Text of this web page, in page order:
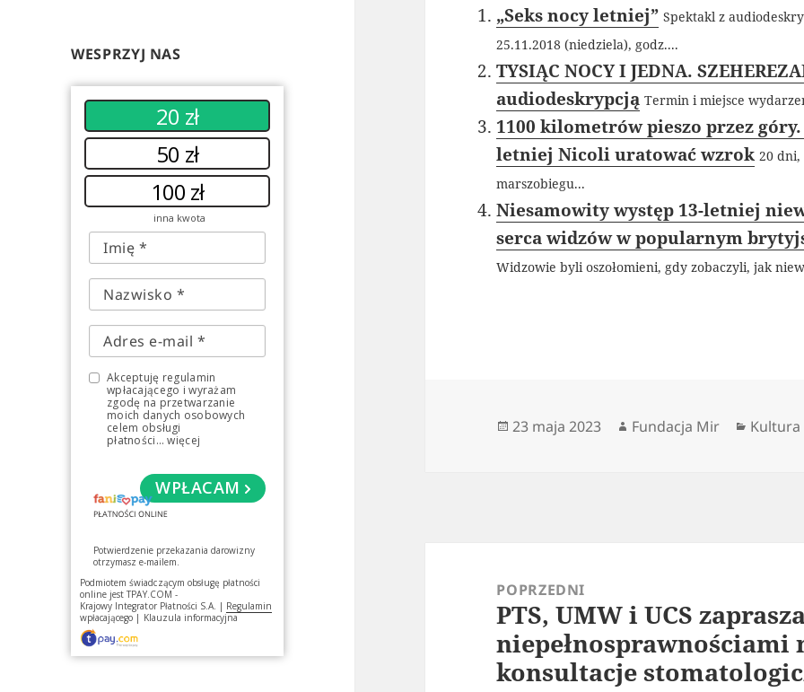
WESPRZYJ NAS
20 zł
50 zł
100 zł
inna kwota
Akceptuję regulamin
wpłacającego i wyrażam
zgodę na przetwarzanie
moich danych osobowych
celem obsługi
płatności... więcej
WPŁACAM
Potwierdzenie przekazania darowizny
otrzymasz e-mailem.
Podmiotem świadczącym obsługę płatności
online jestTPAY.COM -
Krajowy Integrator Płatności S.A. | Regulamin
wpłacającego | Klauzula informacyjna
„Seks nocy letniej” Spektakl z
25.11.2018 (niedziela), godz....
TYSIĄC NOCY I JEDNA.
audiodeskrypcją Termin i miejsce
1100 kilometrów pieszo przez
letniej Nicoli uratować wzrok 20 dni,
marszobiegu...
Niesamowity występ 13-letniej
serca widzów w popularnym
Widzowie byli oszołomieni, gdy zobaczyli, jak
Data
23 maja 2023 Autor
Fundacja Mir Kultura
POPRZEDNI
Poprzedni
wpis:
PTS, UMW i UCS
niepełnosprawnościami
konsultacje